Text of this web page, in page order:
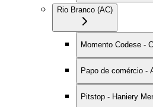
Rio Branco (AC)
Momento Codese -
Papo de comércio -
Pitstop - Haniery